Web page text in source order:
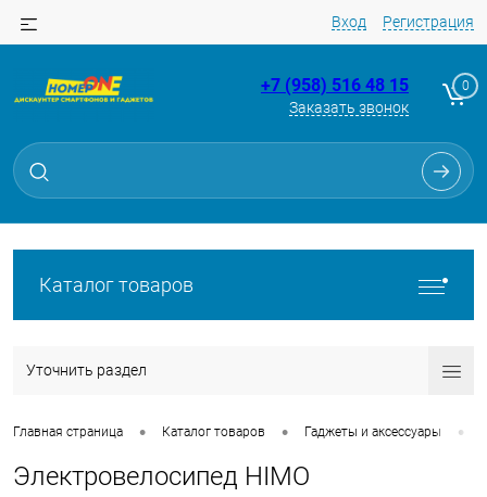
Вход Регистрация
+7 (958) 516 48 15
Заказать звонок
0
Каталог товаров
Уточнить раздел
Главная страница • Каталог товаров • Гаджеты и аксессуары •
Электровелосипед HIMO